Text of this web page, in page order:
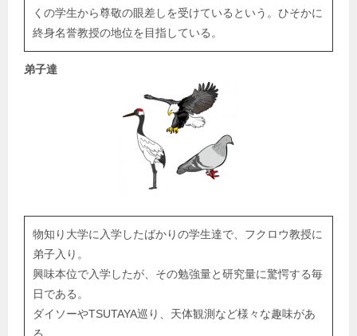
くの学生から尊敬の眼差しを受けているという。ひそかに
終身名誉教授の地位を目指している。
弟子達
物知り大学に入学したばかりの学生達で、フクロウ教授に
弟子入り。
興味本位で入学したが、その勉強量と研究量に驚愕する毎
日である。
ダイソーやTSUTAYA巡り、天体観測など様々な趣味があ
る。